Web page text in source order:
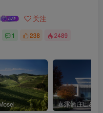
关注
1 238 2489